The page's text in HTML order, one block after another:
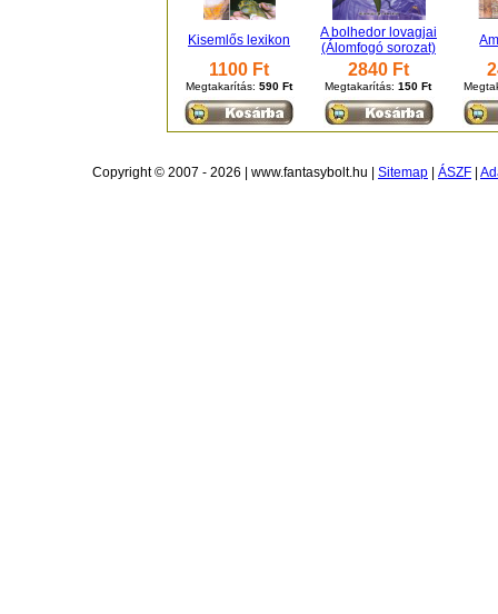
Kisemlős lexikon
A bolhedor lovagjai
(Álomfogó sorozat)
1100 Ft
Megtakarítás: 590 Ft
2840 Ft
Megtakarítás:150 Ft
Copyright © 2007 - 2026 | www.fantasybolt.hu | Sitemap ÁSZF